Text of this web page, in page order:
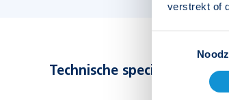
verstrekt of
Technische specificaties